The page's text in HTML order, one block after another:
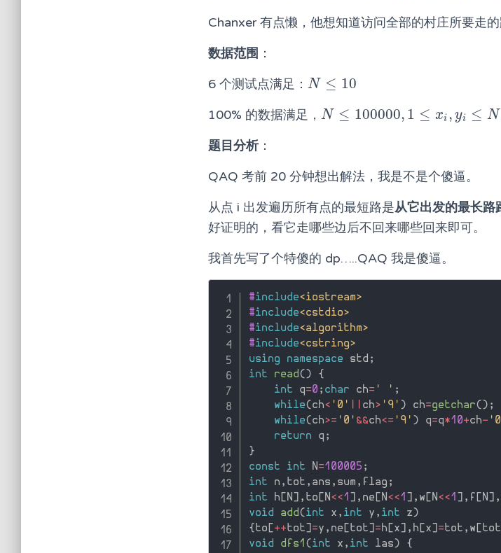
Chanxer 有点懒，他想知道访问全部的村庄所要走的
数据范围 ：
6 个测试点满足： N ≤ 10
N≤ 10
100% 的数据满足， N ≤ 100000, 1 ≤ xi , yi ≤ N
N≤ 100000,1≤xi, yi≤ N,1≤zi ≤
题目分析：
QAQ 考前 20 分钟想出解法，我是不是个傻逼。
从点 i 出发遍历所有点的最短路是从它出发的最长
好证明的，看它走哪些边后不回来哪些回来即可。
我首先写了个特傻的 dp…..QAQ 我是傻逼。
#include<iostream>
#include<cstdio>
#include<algorithm>
#include<cstring>
using
namespace std ;
int
read ( )
{
int q=0 ; char ch= ' ' ;
while( ch< '0' ch> '9' ) ch=getchar( ) ;
while( ch>= '0' &&ch<= '9' ) q=q*10+ch-
return q ;
}
const
int N =100005 ;
int n , tot , ans , sum , flag ;
int h N , to N <<1 , ne N <<1 , w N <<1 , f N ,
void
add ( int x , int y , int z )
{ to ++tot =y , ne tot = h x , h x =tot , w tot
void
dfs1 ( int x , int las )
{